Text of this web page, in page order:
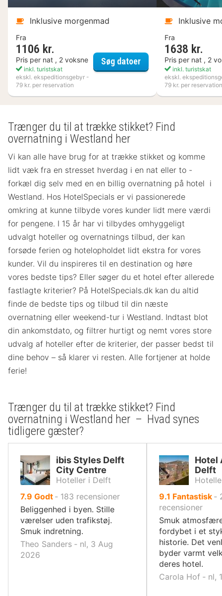
Inklusive morgenmad
Fra
1106 kr.
Pris per nat , 2 voksne
inkl. turistskat
ekskl. ekspeditionsgebyr -
79 kr. per reservation
Søg datoerVANN
Inklusive
Fra
1638 kr.
Pris per nat , 2
inkl. turistskat
ekskl.
79 kr. per reservation
Trænger du til at trække stikket? Find
overnatning i Westland her
Vi kan alle have brug for at trække stikket og komme
lidt væk fra en stresset hverdag i en nat eller to -
forkæl dig selv med en en billig overnatning på hotel i
Westland. Hos HotelSpecials er vi passionerede
omkring at kunne tilbyde vores kunder lidt mere værdi
for pengene. I 15 år har vi tilbydes omhyggeligt
udvalgt hoteller og overnatnings tilbud, der kan
forsøde ferien og hotelopholdet lidt ekstra for vores
kunder. Vil du inspireres til en destination og høre
vores bedste tips? Eller søger du et hotel efter allerede
fastlagte kriterier? På HotelSpecials.dk kan du altid
finde de bedste tips og tilbud til din næste
overnatning eller weekend-tur i Westland. Indtast blot
din ankomstdato, og filtrer hurtigt og nemt vores store
udvalg af hoteller efter de kriterier, der passer bedst til
dine behov – så klarer vi resten. Alle fortjener at holde
ferie!
Trænger du til at trække stikket? Find
overnatning i Westland her – Hvad synes
tidligere gæster?
ibis Styles Delft
City Centre
Hoteller i Delft
7.9 ud
af
10,
Godt ‐ 183 recensioner
Beliggenhed i byen. Stille
værelser uden trafikstøj.
Smuk indretning.
Theo Sanders ‐ nl, 3 Aug
2026
Hotel
Delft
9.1 ud
af
10,
Fantastisk ‐
recensioner
Smuk
fordybet i et
historie. Det
byder varmt
deres hotel.
Carola Hof ‐ nl,